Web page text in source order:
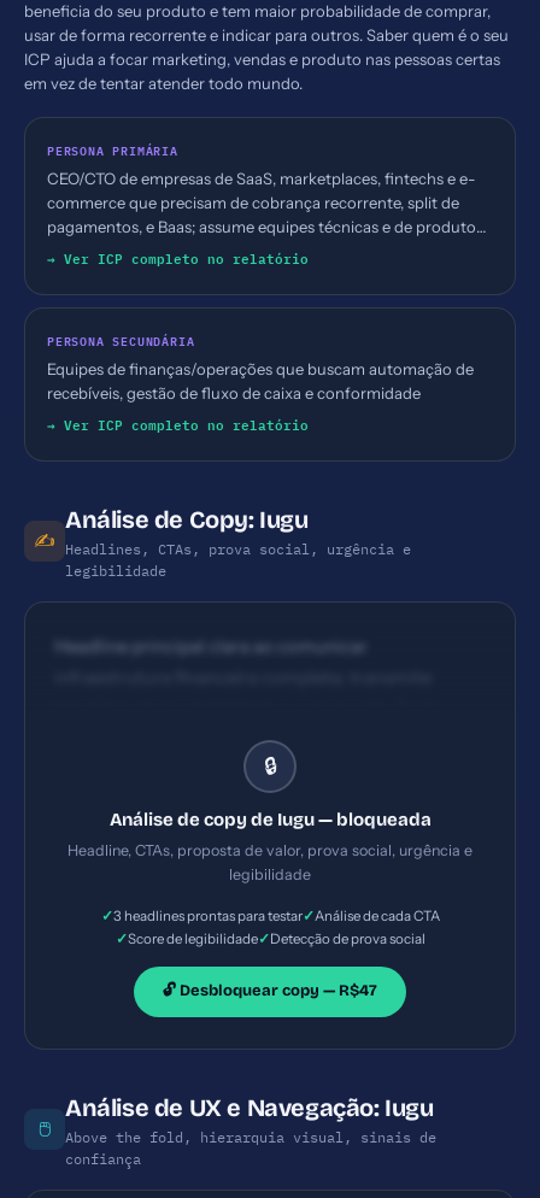
beneficia do seu produto e tem maior probabilidade de comprar,
usar de forma recorrente e indicar para outros. Saber quem é o seu
ICP ajuda a focar marketing, vendas e produto nas pessoas certas
em vez de tentar atender todo mundo.
PERSONA PRIMÁRIA
CEO/CTO de empresas de SaaS, marketplaces, fintechs e e-
commerce que precisam de cobrança recorrente, split de
pagamentos, e Baas; assume equipes técnicas e de produto
responsáveis por pagamento e billing
→ Ver ICP completo no relatório
PERSONA SECUNDÁRIA
Equipes de finanças/operações que buscam automação de
recebíveis, gestão de fluxo de caixa e conformidade
→ Ver ICP completo no relatório
✍️
Análise de Copy: Iugu
Headlines, CTAs, prova social, urgência e
legibilidade
Headline principal clara ao comunicar
melhorar o impacto com promessa mais direta de
resultado (ex.: 'aumente receita em X%' ou 'reduza
presentes como 'Conheça a iugu
cobrança/Recorrência/Split/BaaS' são claros,
primeira tela; seria ideal ter um CTA único de topo
grátis') e CTAs secundários mais distantes.
🔒
Análise de copy de Iugu — bloqueada
Headline, CTAs, proposta de valor, prova social, urgência e
legibilidade
✓3 headlines prontas para testar✓Análise de cada CTA
✓Score de legibilidade✓Detecção de prova social
🔓 Desbloquear copy — R$47
🖱️
Análise de UX e Navegação: Iugu
Above the fold, hierarquia visual, sinais de
confiança